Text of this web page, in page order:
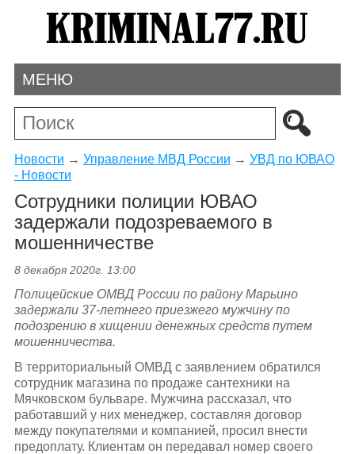
МЕНЮ
Новости → Управление МВД России → УВД по ЮВАО
- Новости
Сотрудники полиции ЮВАО
задержали подозреваемого в
мошенничестве
8 декабря 2020г. 13:00
Полицейские ОМВД России по району Марьино
задержали 37-летнего приезжего мужчину по
подозрению в хищении денежных средств путем
мошенничества.
В территориальный ОМВД с заявлением обратился
сотрудник магазина по продаже сантехники на
Мячковском бульваре. Мужчина рассказал, что
работавший у них менеджер, составляя договор
между покупателями и компанией, просил внести
предоплату. Клиентам он передавал номер своего